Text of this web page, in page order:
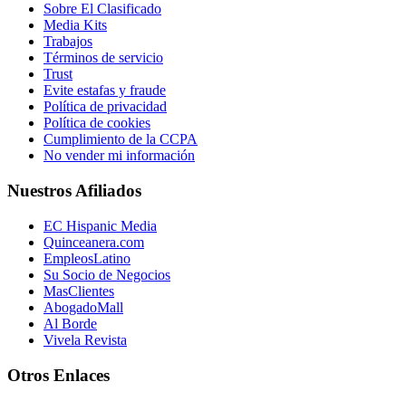
Sobre El Clasificado
Media Kits
Trabajos
Términos de servicio
Trust
Evite estafas y fraude
Política de privacidad
Política de cookies
Cumplimiento de la CCPA
No vender mi información
Nuestros Afiliados
EC Hispanic Media
Quinceanera.com
EmpleosLatino
Su Socio de Negocios
MasClientes
AbogadoMall
Al Borde
Vivela Revista
Otros Enlaces